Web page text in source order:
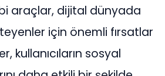
araçlar, dijital dünyada
için önemli fırsatlar
kullanıcıların sosyal